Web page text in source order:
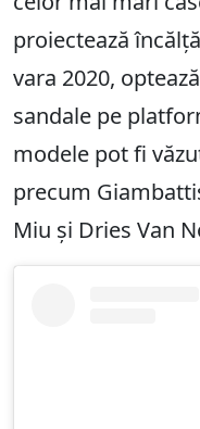
proiectează
vara 2020,
sandale pe
modele pot fi
precum
Miu și Dries Van